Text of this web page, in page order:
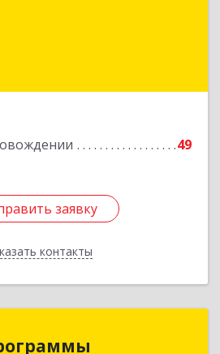
49
заявку
контакты
обл, Краснознаменск г,
заявку
Назад